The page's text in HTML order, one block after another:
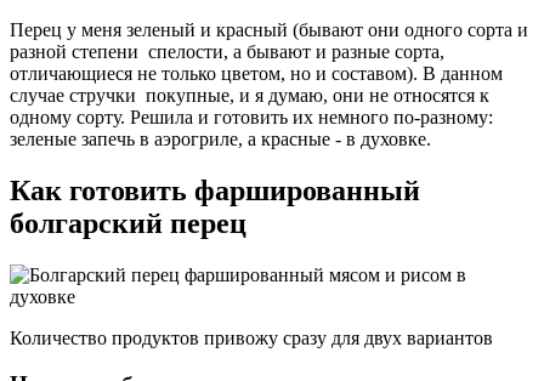
Перец у меня зеленый и красный (бывают они одного сорта и
разной степени спелости, а бывают и разные сорта,
отличающиеся не только цветом, но и составом). В данном
случае стручки покупные, и я думаю, они не относятся к
одному сорту. Решила и готовить их немного по-разному:
зеленые запечь в аэрогриле, а красные - в духовке.
Как готовить фаршированный
болгарский перец
Количество продуктов привожу сразу для двух вариантов